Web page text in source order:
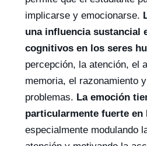
implicarse y emocionarse.
una influencia sustancial
cognitivos en los seres
percepción, la atención, el
memoria, el razonamiento
problemas. La emoción
particularmente fuerte en
especialmente modulando